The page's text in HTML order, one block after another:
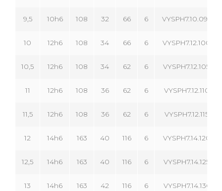
9,5 10h6 108 32 66 6
10 12h6 108 34 66 6
10,5 12h6 108 34 62 6
11 12h6 108 36 62 6
11,5 12h6 108 36 62 6
12 14h6 163 40 116 6
12,5 14h6 163 40 116 6
13 14h6 163 42 116 6